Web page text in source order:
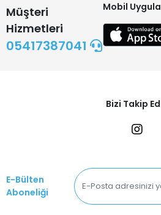
Müşteri
Hizmetleri
05417387041
Mobil
Bizi Takip
E-Bülten
Aboneliği